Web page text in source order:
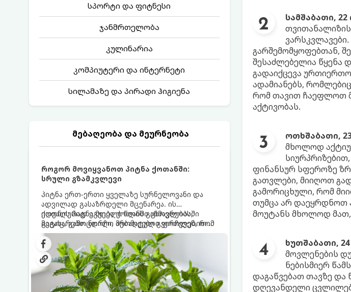
სპორტი და ფიტნესი
ჯანმრთელობა
კულინარია
კომპიუტერი და ინტერნეტი
სილამაზე და პირადი ჰიგიენა
მებაღეობა და მეურნეობა
როგორ მოვიყვანოთ პიტნა ქოთანში:
სრული გზამკვლევი
პიტნა ერთ-ერთი ყველაზე სურნელოვანი და
ადვილად გასაზრდელი მცენარეა. ის
იდეალურად ეგუება ქოთანში ცხოვრებას,
მეტიც, გამოცდილი მებაღეები გვირჩევენ, რომ
პიტნა მხოლოდ ქოთანში მოვიყვანოთ, რადგან
ღია გრუნტში (ბაღში) დარგვისას ის ფესვებით
ძალიან სწრაფად ვრცელდება და სხვა
მცენარეებს ავიწროებს.
ქოთნის პიტნა მთელი წლის განმავლობაში
გაგახარებთ ნორჩი, არომატული ფოთლებით
ჩაის, ლიმონათისა თუ კერძებისთვის.
სამშაბათი,
გარშემომყოფებთან,
შესაძლებელია წყენა
გადაიქცევა
ადამიანებს,
რომ თავით ჩაეფლოთ
აქტივობას.
ოთხშაბათი,
მხოლოდ
ფინანსურ სფეროზე
გათვლები, მიიღოთ
გამორიცხული, რომ
თუმცა არ დაეყრდნოთ
მოუტანს მხოლოდ მათ,
ხუთშაბათი,
მოვლენების
ნებისმიერ
დაგაწვებათ თავზე და
დღევანდელი